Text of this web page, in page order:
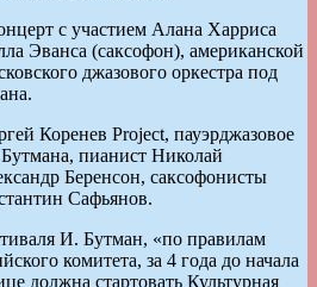
с участием Алана Харриса
Эванса (саксофон), американской
джазового оркестра под
Коренев Project, пауэрджазовое
пианист Николай
Беренсон, саксофонисты
Сафьянов.
И. Бутман, «по правилам
комитета, за 4 года до начала
должна стартовать Культурная